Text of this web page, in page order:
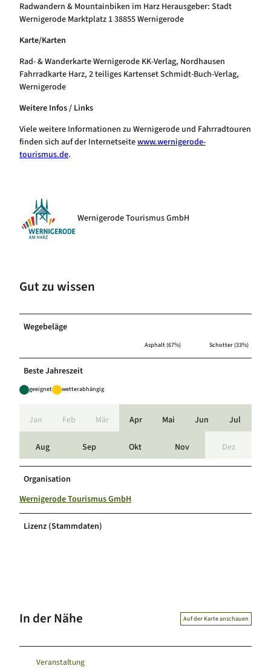
Radwandern & Mountainbiken im Harz Herausgeber: Stadt
Wernigerode Marktplatz 1 38855 Wernigerode
Karte/Karten
Rad- & Wanderkarte Wernigerode KK-Verlag, Nordhausen
Fahrradkarte Harz, 2 teiliges Kartenset Schmidt-Buch-Verlag,
Wernigerode
Weitere Infos / Links
Viele weitere Informationen zu Wernigerode und Fahrradtouren
finden sich auf der Internetseitewww.wernigerode-
tourismus.de.
Wernigerode Tourismus GmbH
Gut zu wissen
Wegebeläge
Asphalt (67%) Schotter (33%)
Beste Jahreszeit
geeignet wetterabhängig
Jan Feb Mär Apr Mai Jun Jul
Aug Sep Okt Nov Dez
Organisation
Wernigerode Tourismus GmbH
Lizenz (Stammdaten)
In der Nähe Auf der Karte anschauen
Veranstaltung